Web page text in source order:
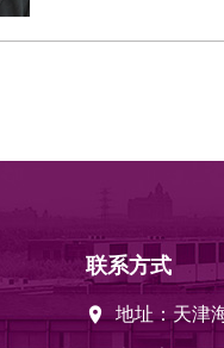
联系方式
地址：天津